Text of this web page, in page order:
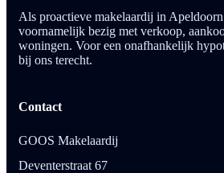
Als proactieve makelaardij in
voornamelijk bezig met verkoop,
woningen. Voor een onafhankelijk
bij ons terecht.
Contact
GOOS Makelaardij
Deventerstraat 67